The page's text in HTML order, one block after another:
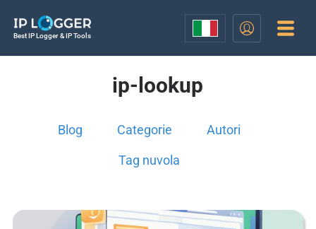
Best IP Logger & IP Tools
ip-lookup
Blog Categorie Autori
Tag nuvola